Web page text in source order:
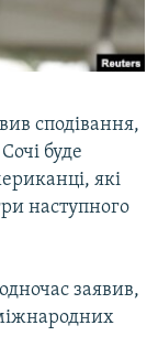
сподівання,
буде
які
наступного
заявив,